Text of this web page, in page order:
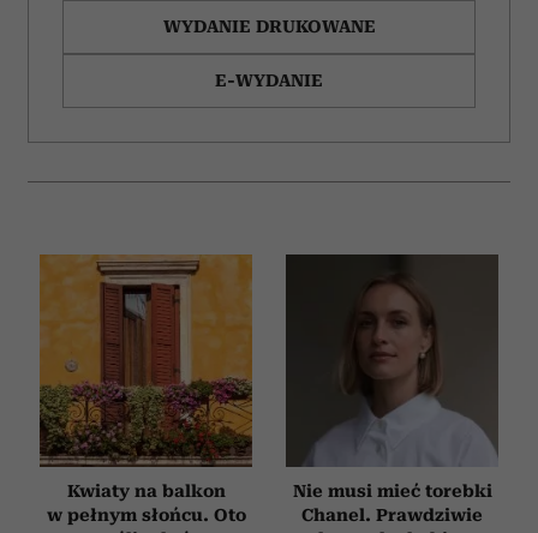
WYDANIE DRUKOWANE
E-WYDANIE
Kwiaty na balkon
w pełnym słońcu. Oto
Nie musi mieć torebki
Chanel. Prawdziwie